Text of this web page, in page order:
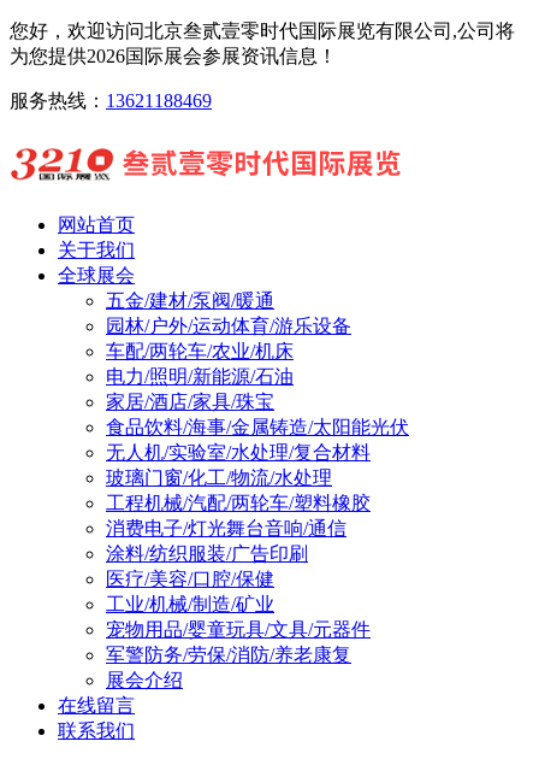
您好，欢迎访问北京叁贰壹零时代国际展览有限公司,公司将
为您提供2026国际展会参展资讯信息！
服务热线： 13621188469
网站首页
关于我们
全球展会
五金/建材/泵阀/暖通
园林/户外/运动体育/游乐设备
车配/两轮车/农业/机床
电力/照明/新能源/石油
家居/酒店/家具/珠宝
食品饮料/海事/金属铸造/太阳能光伏
无人机/实验室/水处理/复合材料
玻璃门窗/化工/物流/水处理
工程机械/汽配/两轮车/塑料橡胶
消费电子/灯光舞台音响/通信
涂料/纺织服装/广告印刷
医疗/美容/口腔/保健
工业/机械/制造/矿业
宠物用品/婴童玩具/文具/元器件
军警防务/劳保/消防/养老康复
展会介绍
在线留言
联系我们